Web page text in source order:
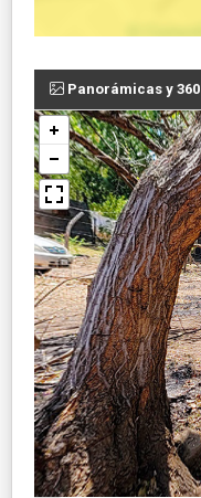
Panorámicas y 360